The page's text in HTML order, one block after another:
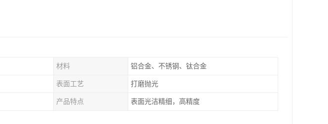
材料 铝合金、不锈钢、钛合金
表面工艺 打磨抛光
产品特点 表面光洁精细，高精度